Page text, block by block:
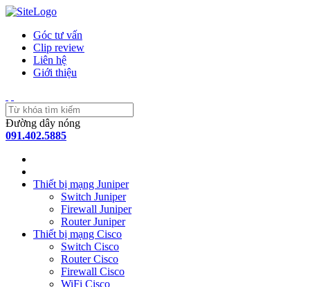
Góc tư vấn
Clip review
Liên hệ
Giới thiệu
Đường dây nóng
091.402.5885
Thiết bị mạng Juniper
Switch Juniper
Firewall Juniper
Router Juniper
Thiết bị mạng Cisco
Switch Cisco
Router Cisco
Firewall Cisco
WiFi Cisco